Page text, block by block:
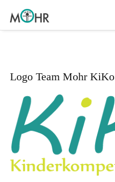
Logo Team Mohr KiKo